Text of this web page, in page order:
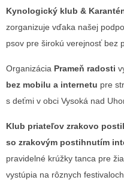
Kynologický klub &
zorganizuje vďaka našej
psov pre širokú verejnosť bez
Organizácia Prameň radosti
bez mobilu a internetu pre
s deťmi v obci Vysoká nad
Klub priateľov zrakovo
so zrakovým postihnutím
pravidelné krúžky tanca pre
vystúpia na rôznych